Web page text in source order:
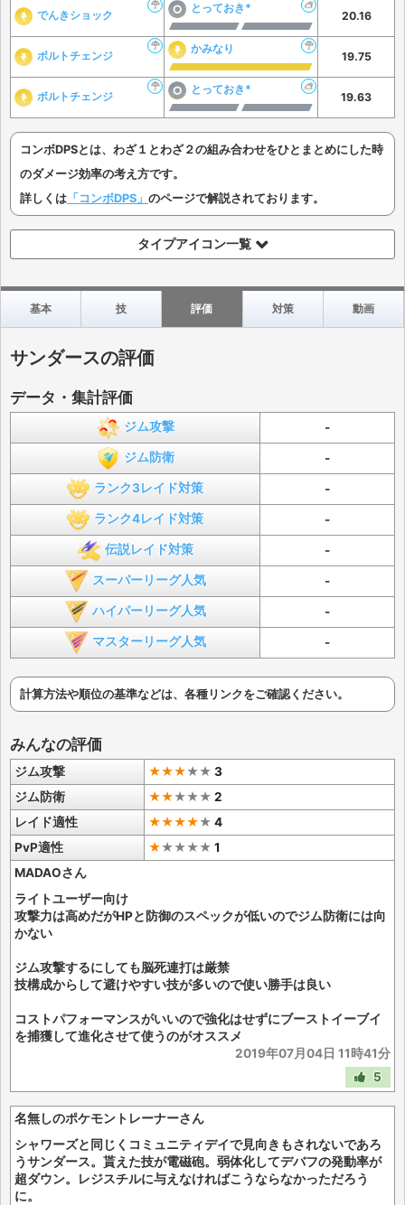
でんきショック
とっておき*
20.16
ボルトチェンジ
かみなり
19.75
ボルトチェンジ
とっておき*
19.63
コンボDPSとは、わざ１とわざ２の組み合わせをひとまとめにした時
のダメージ効率の考え方です。
詳しくは 「コンボDPS」 のページで解説されております。
タイプアイコン一覧
基本 技 評価 対策 動画
サンダースの評価
データ・集計評価
ジム攻撃 -
ジム防衛 -
ランク3レイド対策 -
ランク4レイド対策 -
伝説レイド対策 -
スーパーリーグ人気 -
ハイパーリーグ人気 -
マスターリーグ人気 -
計算方法や順位の基準などは、各種リンクをご確認ください。
みんなの評価
ジム攻撃 ★★★★★ 3
ジム防衛
★★★★★ 2
レイド適性
★★★★★ 4
PvP適性
★★★★★ 1
MADAOさん
ライトユーザー向け
攻撃力は高めだがHPと防御のスペックが低いのでジム防衛には向
かない
ジム攻撃するにしても脳死連打は厳禁
技構成からして避けやすい技が多いので使い勝手は良い
コストパフォーマンスがいいので強化はせずにブーストイーブイ
を捕獲して進化させて使うのがオススメ
2019年07月04日 11時41分
5
名無しのポケモントレーナーさん
シャワーズと同じくコミュニティデイで見向きもされないであろ
うサンダース。貰えた技が電磁砲。弱体化してデバフの発動率が
超ダウン。レジスチルに与えなければこうならなかっただろう
に。